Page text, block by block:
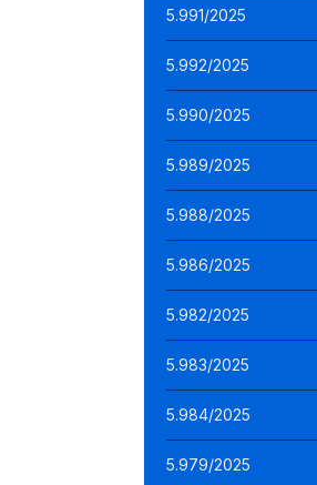
5.991/2025
5.992/2025
5.990/2025
5.989/2025
5.988/2025
5.986/2025
5.982/2025
5.983/2025
5.984/2025
5.979/2025